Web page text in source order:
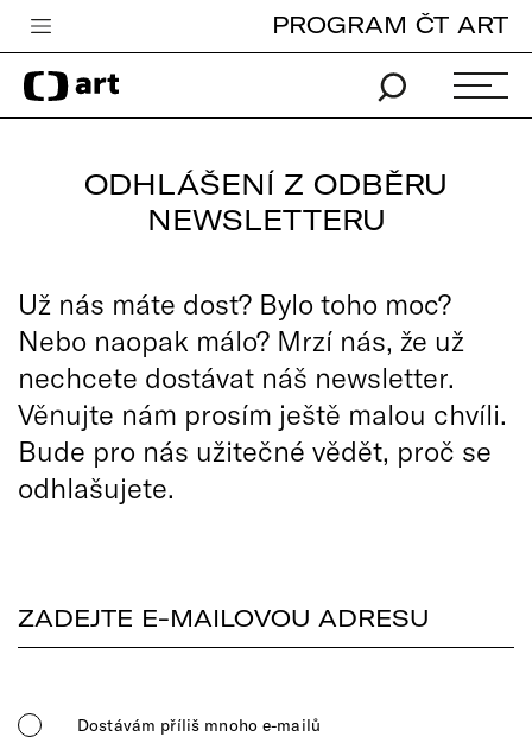
Česká televize
Zpravodajství
Pro děti
edu
Vše o ČT
PROGRAM ČT ART
ODHLÁŠENÍ Z ODBĚRU
NEWSLETTERU
Už nás máte dost? Bylo toho moc?
Nebo naopak málo? Mrzí nás, že už
nechcete dostávat náš newsletter.
Věnujte nám prosím ještě malou chvíli.
Bude pro nás užitečné vědět, proč se
odhlašujete.
Dostávám příliš mnoho e-mailů